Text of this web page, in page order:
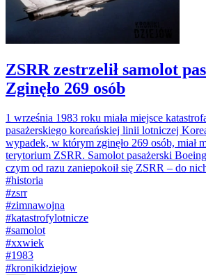
ZSRR zestrzelił samolot
Zginęło 269 osób
1 września 1983 roku miała miejsce
pasażerskiego koreańskiej linii lotniczej
wypadek, w którym zginęło 269 osób, miał
terytorium ZSRR. Samolot pasażerski
czym od razu zaniepokoił się ZSRR – do
#historia
#zsrr
#zimnawojna
#katastrofylotnicze
#samolot
#xxwiek
#1983
#kronikidziejow